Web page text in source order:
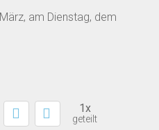
am Dienstag, dem
1x
geteilt